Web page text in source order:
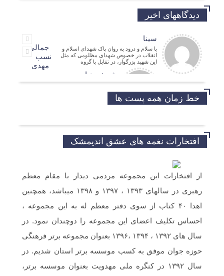
دیدگاههای اخیر
سینا
با سلام و درود به روان پاک شهدای اسلام و
انقلاب در خصوص شهدای مظلومی که مثل
این شهید بزرگوار، در تقابل با گروه
جمالی
نسب
مهدی
شریفی نیا
مدیر فرهنگی
سلام و ارادت. بله از طریق خط تلفن شما در
حسین
سلام خسته نباشین فایل صوتی بیکلام سرود
حجاب فاطمی رو می خواستم .(دختران
خط زمان همه پست ها
افتخارات نغمه های عشق اندیمشک
از افتخارات این مجموعه مردمی دیدار با مقام معظم
رهبری در سالهای ۱۳۹۳ ، ۱۳۹۷ و ۱۳۹۸ میباشد، همچنین
اهدا ۴۰ کتاب از سوی دفتر معظم له به این مجموعه ،
احساس تکلیف اعضای این مجموعه را دوچندان نمود. در
سال های ۱۳۹۲ ، ۱۳۹۴ ،۱۳۹۶ بعنوان مجموعه برتر فرهنگی
حوزه جوان موفق به کسب موسسه برتر استان شدیم. در
سال ۱۳۹۲ در کنگره ملی مهدویت بعنوان موسسه برتر،